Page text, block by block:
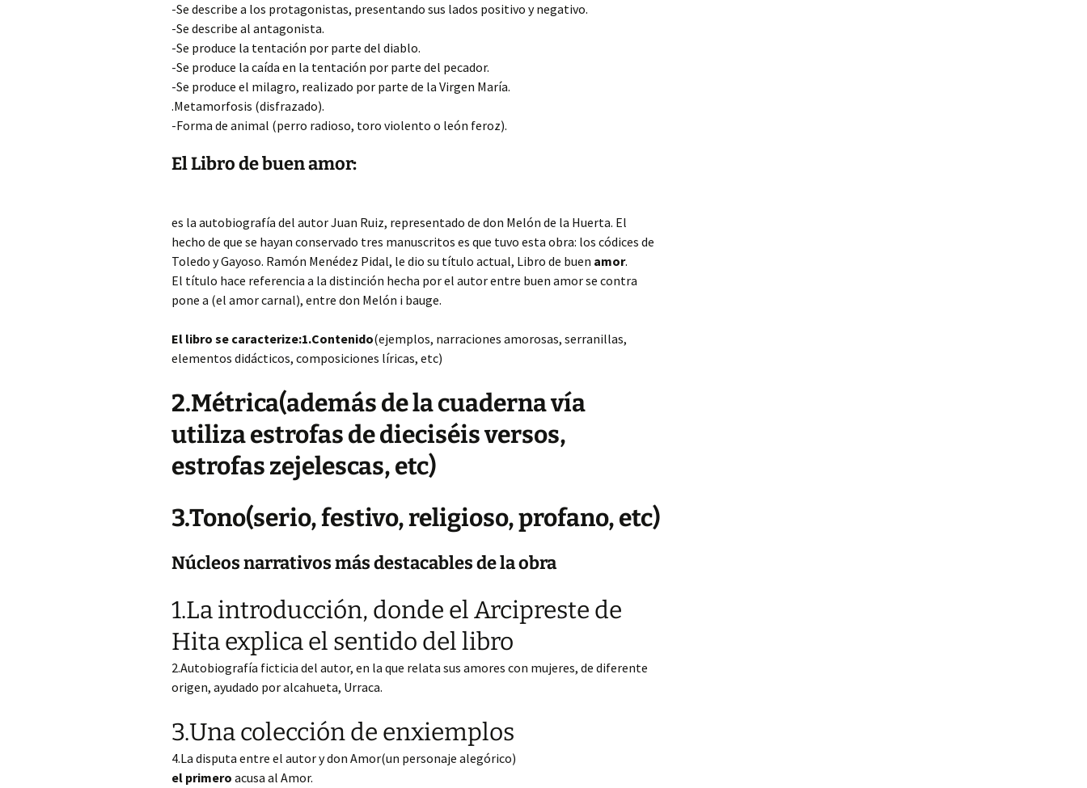
-Se describe a los protagonistas, presentando sus lados positivo y negativo.
-Se describe al antagonista.
-Se produce la tentación por parte del diablo.
-Se produce la caída en la tentación por parte del pecador.
-Se produce el milagro, realizado por parte de la Virgen María.
.Metamorfosis (disfrazado).
-Forma de animal (perro radioso, toro violento o león feroz).
El Libro de buen amor:
es la autobiografía del autor Juan Ruiz, representado de don Melón de la Huerta. El
hecho de que se hayan conservado tres manuscritos es que tuvo esta obra: los códices de
Toledo y Gayoso. Ramón Menédez Pidal, le dio su título actual, Libro de buen amor.
El título hace referencia a la distinción hecha por el autor entre buen amor se contra
pone a (el amor carnal), entre don Melón i bauge.
El libro se caracterize:1.Contenido(ejemplos, narraciones amorosas, serranillas,
elementos didácticos, composiciones líricas, etc)
2.Métrica(además de la cuaderna vía
utiliza estrofas de dieciséis versos,
estrofas zejelescas, etc)
3.Tono(serio, festivo, religioso, profano, etc)
Núcleos narrativos más destacables de la obra
1.La introducción, donde el Arcipreste de
Hita explica el sentido del libro
2.Autobiografía ficticia del autor, en la que relata sus amores con mujeres, de diferente
origen, ayudado por alcahueta, Urraca.
3.Una colección de enxiemplos
4.La disputa entre el autor y don Amor(un personaje alegórico)
el primero acusa al Amor.